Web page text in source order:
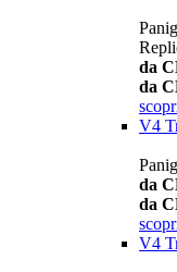
da
da
V4
da
da
V4